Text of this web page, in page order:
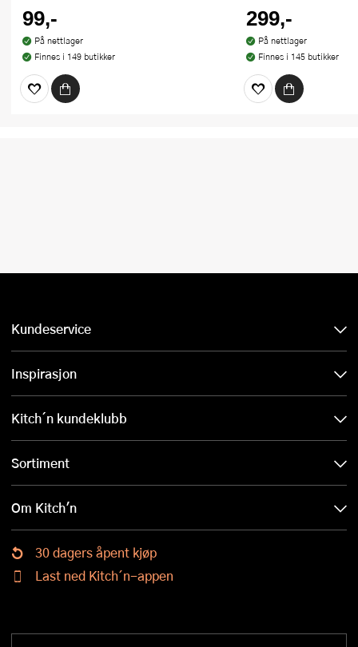
99,-
På nettlager
Finnes i 149 butikker
299,-
På nettlager
Finnes i 145 butikker
Kundeservice
Inspirasjon
Kitch´n kundeklubb
Sortiment
Om Kitch'n
30 dagers åpent kjøp
Last ned Kitch´n-appen